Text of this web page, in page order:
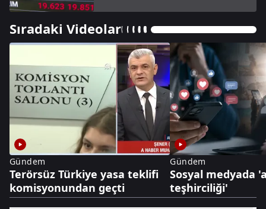
Sıradaki Videolar
Gündem
Terörsüz Türkiye yasa teklifi
komisyonundan geçti
Gündem
Sosyal medyada
teşhirciliği'